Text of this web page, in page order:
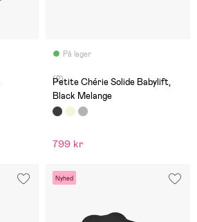
På lager
(2)
Petite Chérie Solide Babylift,
Black Melange
799 kr
Nyhed